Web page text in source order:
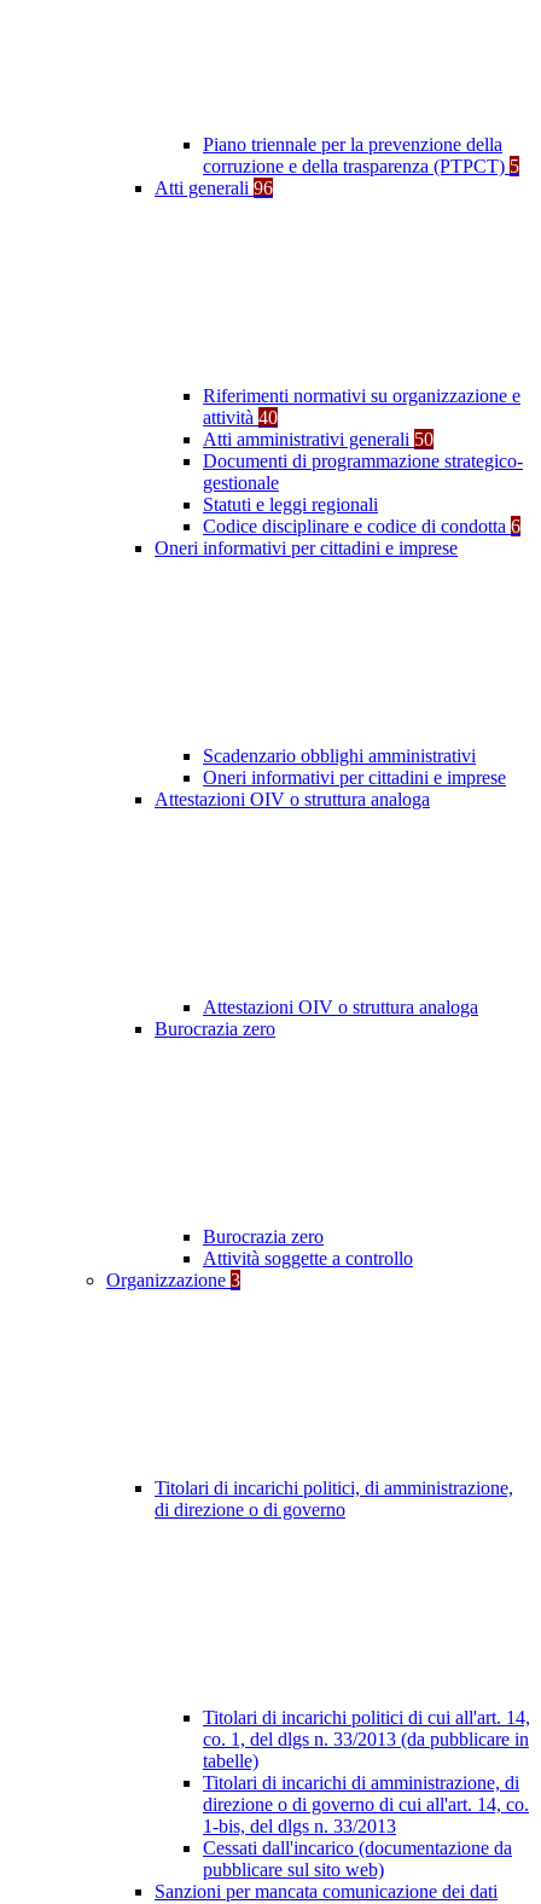
Piano triennale per la prevenzione della
corruzione e della trasparenza (PTPCT) 5
Atti generali 96
Riferimenti normativi su organizzazione e
attività 40
Atti amministrativi generali 50
Documenti di programmazione strategico-
gestionale
Statuti e leggi regionali
Codice disciplinare e codice di condotta 6
Oneri informativi per cittadini e imprese
Scadenzario obblighi amministrativi
Oneri informativi per cittadini e imprese
Attestazioni OIV o struttura analoga
Attestazioni OIV o struttura analoga
Burocrazia zero
Burocrazia zero
Attività soggette a controllo
Organizzazione 3
Titolari di incarichi politici, di amministrazione,
di direzione o di governo
Titolari di incarichi politici di cui all'art. 14,
co. 1, del dlgs n. 33/2013 (da pubblicare in
tabelle)
Titolari di incarichi di amministrazione, di
direzione o di governo di cui all'art. 14, co.
1-bis, del dlgs n. 33/2013
Cessati dall'incarico (documentazione da
pubblicare sul sito web)
Sanzioni per mancata comunicazione dei dati